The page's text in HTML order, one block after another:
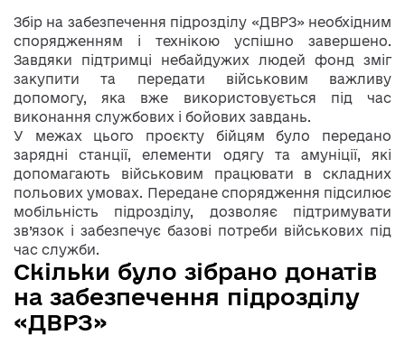
Збір на забезпечення підрозділу «ДВРЗ» необхідним
спорядженням і технікою успішно завершено.
Завдяки підтримці небайдужих людей фонд зміг
закупити та передати військовим важливу
допомогу, яка вже використовується під час
виконання службових і бойових завдань.
У межах цього проєкту бійцям було передано
зарядні станції, елементи одягу та амуніції, які
допомагають військовим працювати в складних
польових умовах. Передане спорядження підсилює
мобільність підрозділу, дозволяє підтримувати
зв’язок і забезпечує базові потреби військових під
час служби.
Скільки було зібрано донатів
на забезпечення підрозділу
«ДВРЗ»